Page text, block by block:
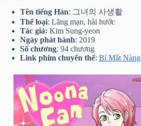
Tên tiếng Hàn: 그녀의 사생활
Thể loại: Lãng mạn, hài hước
Tác giả: Kim Sung-yeon
Ngày phát hành: 2019
Số chương: 94 chương
Link phim chuyển thể: Bí Mật